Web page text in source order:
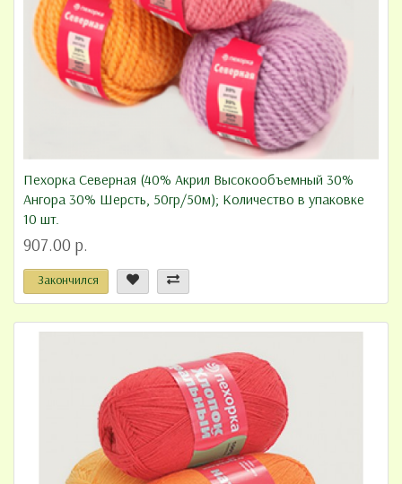
Пехорка Северная (40% Акрил Высокообъемный 30%
Ангора 30% Шерсть, 50гр/50м); Количество в упаковке
10 шт.
907.00 р.
Закончился